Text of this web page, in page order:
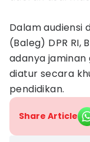
Dalam audiensi
(Baleg) DPR RI,
adanya
diatur secara
pendidikan.
Share Article